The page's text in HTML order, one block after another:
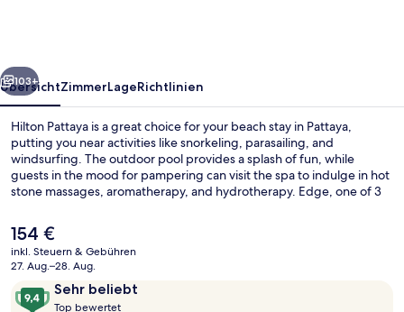
Weiter
103+
ÜbersichtZimmerLageRichtlinien
Hilton Pattaya is a great choice for your beach stay in Pattaya,
putting you near activities like snorkeling, parasailing, and
windsurfing. The outdoor pool provides a splash of fun, while
guests in the mood for pampering can visit the spa to indulge in hot
stone massages, aromatherapy, and hydrotherapy. Edge, one of 3
lunch, and dinner. Other highlights at this luxurious resort include 2
bars/lounges, a rooftop terrace, and a poolside bar. The helpful
staff and overall property condition get good marks from fellow
travelers.
Der
aktuelle
Preis
154 €.
154 €
inkl. Steuern & Gebühren
27. Aug.–28. Aug.
Bewertungen
Sehr beliebt
9,4
von
Top bewertet